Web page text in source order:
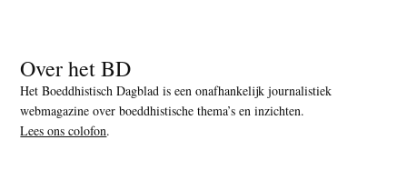
Over het BD
Het Boeddhistisch Dagblad is een onafhankelijk journalistiek
webmagazine over boeddhistische thema’s en inzichten.
Lees ons colofon.